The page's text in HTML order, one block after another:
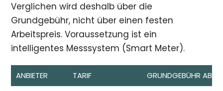
Verglichen wird deshalb über die
Grundgebühr, nicht über einen festen
Arbeitspreis. Voraussetzung ist ein
intelligentes Messsystem (Smart Meter).
ANBIETER TARIF GRUNDGEBÜHR AB*